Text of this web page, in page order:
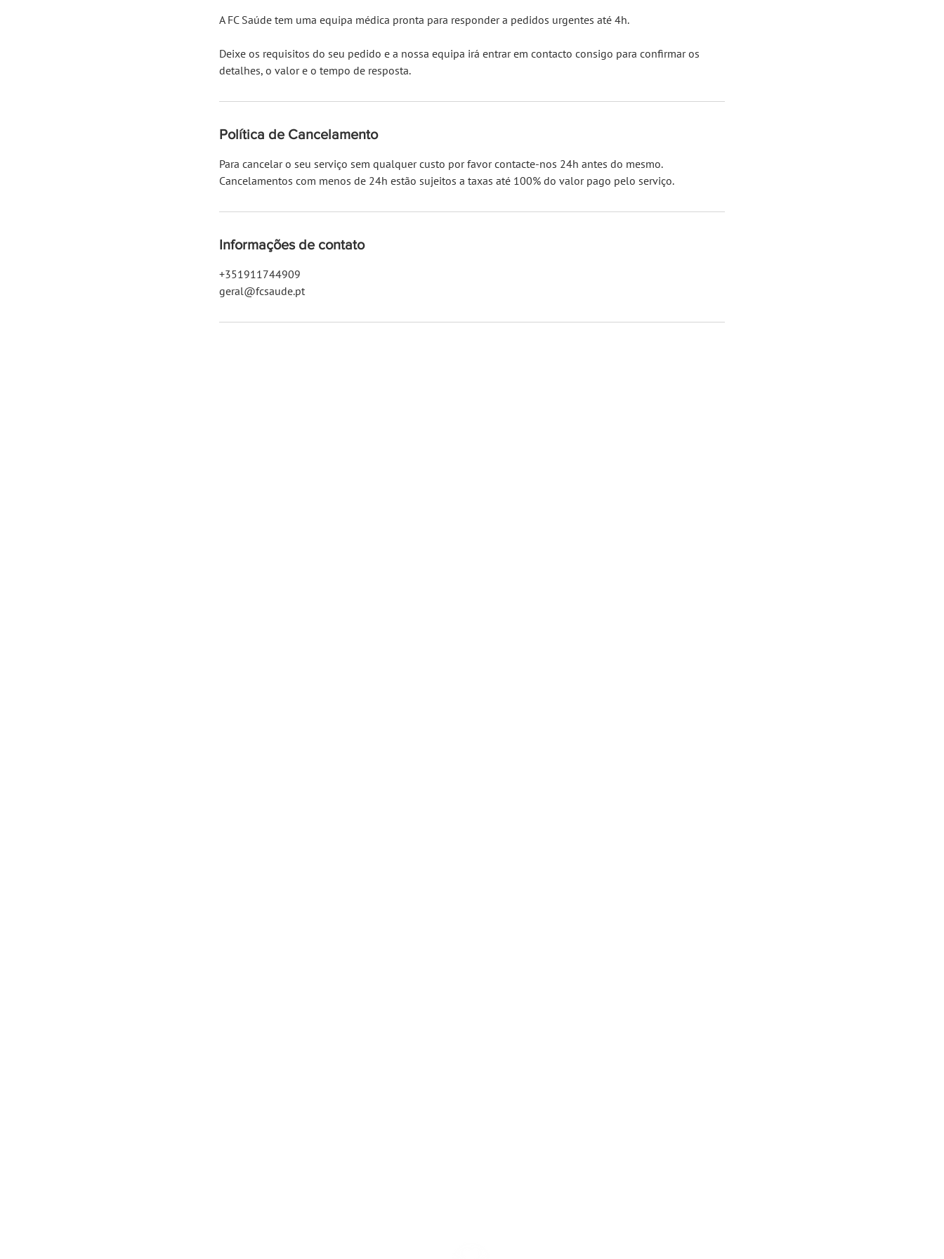
A FC Saúde tem uma equipa médica pronta para responder a pedidos urgentes até 4h.
Deixe os requisitos do seu pedido e a nossa equipa irá entrar em contacto consigo para confirmar os
detalhes, o valor e o tempo de resposta.
Política de Cancelamento
Para cancelar o seu serviço sem qualquer custo por favor contacte-nos 24h antes do mesmo.
Cancelamentos com menos de 24h estão sujeitos a taxas até 100% do valor pago pelo serviço.
Informações de contato
+351911744909
geral@fcsaude.pt